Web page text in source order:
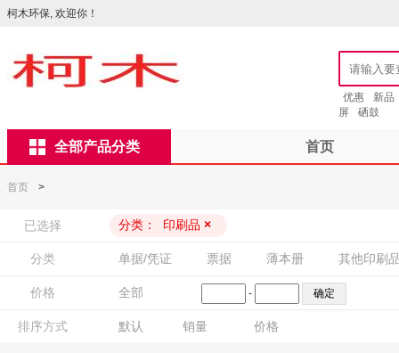
柯木环保, 欢迎你！
优惠
新品
屏
硒鼓
全部产品分类 首页
首页 >
已选择 分类： 印刷品 ×
分类 单据/凭证 票据 薄本册 其他印刷
价格 全部 -
排序方式 默认 销量 价格